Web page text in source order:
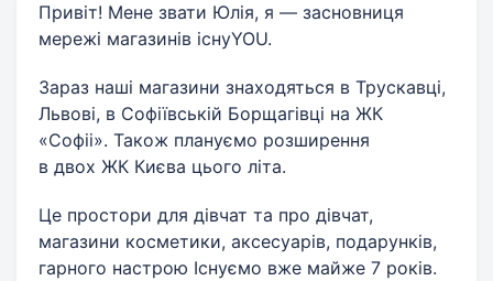
Привіт! Мене звати Юлія, я — засновниця
мережі магазинів існуYOU.
Зараз наші магазини знаходяться в Трускавці,
Львові, в Софіївській Борщагівці на ЖК
«Софіі». Також плануємо розширення
в двох ЖК Києва цього літа.
Це простори для дівчат та про дівчат,
магазини косметики, аксесуарів, подарунків,
гарного настрою Існуємо вже майже 7 років.